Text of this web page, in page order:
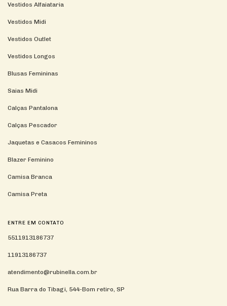
Vestidos Alfaiataria
Vestidos Midi
Vestidos Outlet
Vestidos Longos
Blusas Femininas
Saias Midi
Calças Pantalona
Calças Pescador
Jaquetas e Casacos Femininos
Blazer Feminino
Camisa Branca
Camisa Preta
ENTRE EM CONTATO
5511913186737
11913186737
atendimento@rubinella.com.br
Rua Barra do Tibagi, 544-Bom retiro, SP